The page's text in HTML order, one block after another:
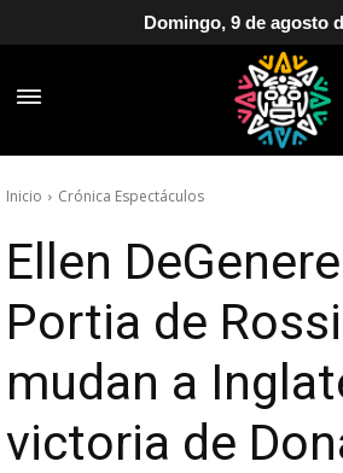
Domingo, 9 de agosto
Inicio Crónica Espectáculos
Ellen
Portia de
mudan a
victoria de